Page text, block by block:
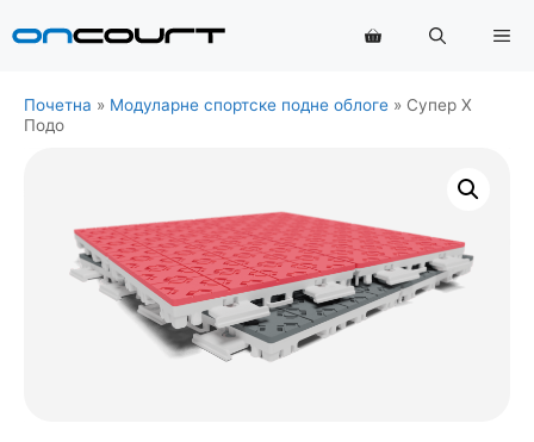
на
Почетна » Модуларне спортске подне облоге » Супер X
Подо